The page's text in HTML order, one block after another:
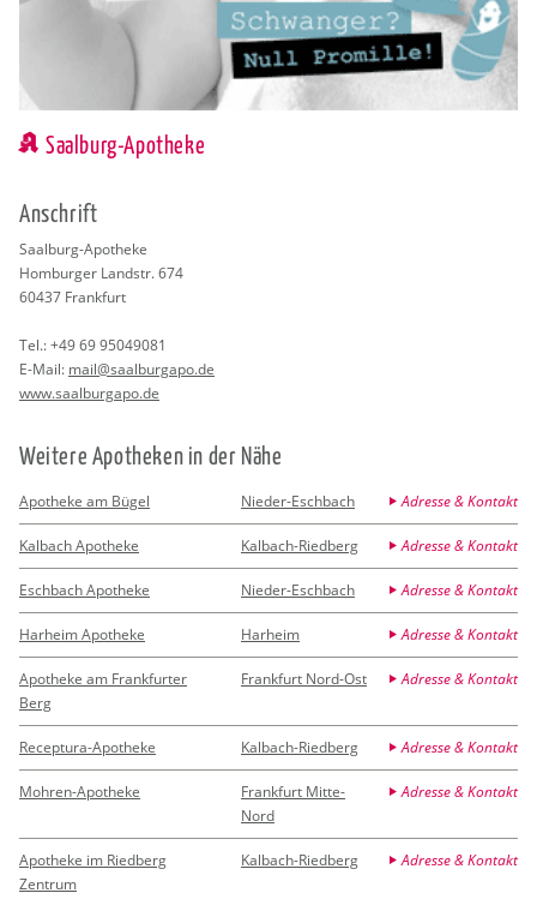
Saalburg-Apotheke
An­schrift
Saal­burg-Apo­the­ke
Hom­bur­ger Land­str. 674
60437 Frank­furt
Tel.:+49 69 95049081
E-Mail: mail@​saalburgapo.​de
www.​saalburgapo.​de
Wei­te­re Apo­the­ken in der Nähe
Apotheke am Bügel Nieder-Eschbach Adresse & Kontakt
Kalbach Apotheke Kalbach-Riedberg Adresse & Kontakt
Eschbach Apotheke Nieder-Eschbach Adresse & Kontakt
Harheim Apotheke Harheim Adresse & Kontakt
Apotheke am Frankfurter
Berg
Frankfurt Nord-Ost Adresse & Kontakt
Receptura-Apotheke Kalbach-Riedberg Adresse & Kontakt
Mohren-Apotheke
Frankfurt Mitte-
Nord
Adresse & Kontakt
Apotheke im Riedberg
Zentrum
Kalbach-Riedberg Adresse & Kontakt